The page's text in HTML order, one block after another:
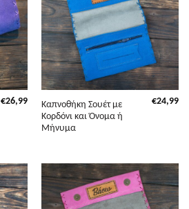
€26,99
Καπνοθήκη Σουέτ με
Κορδόνι και Όνομα ή
Μήνυμα
€24,99